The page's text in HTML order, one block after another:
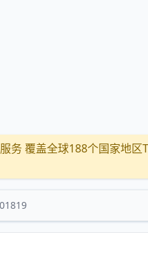
务 覆盖全球188个国家